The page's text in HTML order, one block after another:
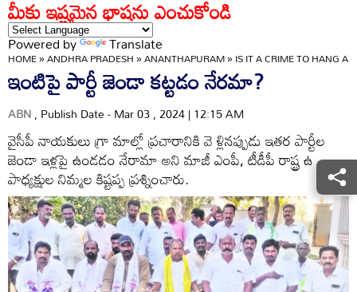
మీకు ఇష్టమైన భాషను ఎంచుకోండి
Powered by Translate
HOME»ANDHRA PRADESH»ANANTHAPURAM»IS IT A CRIME TO HANG A
ఇంటిపై పార్టీ జెండా కట్టడం నేరమా?
ABN, Publish Date - Mar 03 , 2024 | 12:15 AM
వైసీపీ నాయకులు గ్రా మాల్లో ప్రచారానికి వె ళ్లినప్పుడు ఇతర పార్టీల
జెండా ఇళ్లపై ఉండడం నేరామా అని మాజీ ఎంపీ, టీడీపీ రాష్ట్ర ఉ
పాధ్యక్షుల నిమ్మల కిష్టప్ప ప్రశ్నించారు.